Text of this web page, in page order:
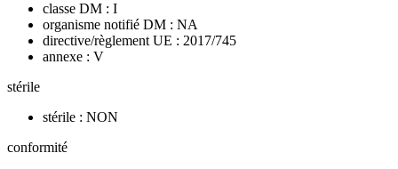
classe DM : I
organisme notifié DM : NA
directive/règlement UE : 2017/745
annexe : V
stérile
stérile : NON
conformité